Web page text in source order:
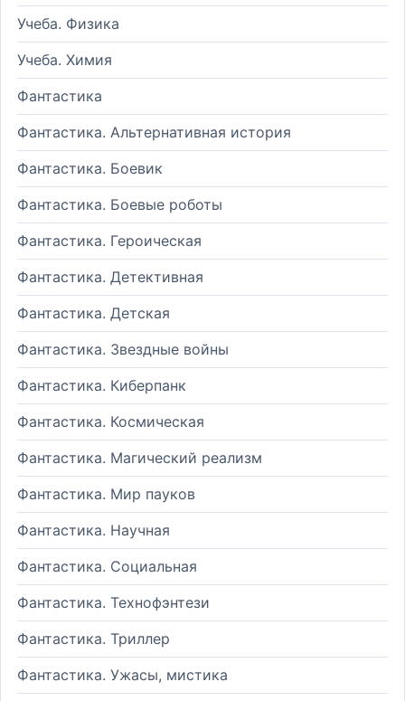
Учеба. Физика
Учеба. Химия
Фантастика
Фантастика. Альтернативная история
Фантастика. Боевик
Фантастика. Боевые роботы
Фантастика. Героическая
Фантастика. Детективная
Фантастика. Детская
Фантастика. Звездные войны
Фантастика. Киберпанк
Фантастика. Космическая
Фантастика. Магический реализм
Фантастика. Мир пауков
Фантастика. Научная
Фантастика. Социальная
Фантастика. Технофэнтези
Фантастика. Триллер
Фантастика. Ужасы, мистика